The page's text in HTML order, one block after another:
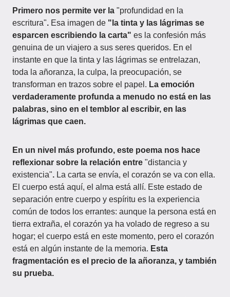
Primero nos permite ver la "profundidad en la
escritura". Esa imagen de "la tinta y las lágrimas se
esparcen escribiendo la carta" es la confesión más
genuina de un viajero a sus seres queridos. En el
instante en que la tinta y las lágrimas se entrelazan,
toda la añoranza, la culpa, la preocupación, se
transforman en trazos sobre el papel. La emoción
verdaderamente profunda a menudo no está en las
palabras, sino en el temblor al escribir, en las
lágrimas que caen.
En un nivel más profundo, este poema nos hace
reflexionar sobre la relación entre "distancia y
existencia". La carta se envía, el corazón se va con ella.
El cuerpo está aquí, el alma está allí. Este estado de
separación entre cuerpo y espíritu es la experiencia
común de todos los errantes: aunque la persona está en
tierra extraña, el corazón ya ha volado de regreso a su
hogar; el cuerpo está en este momento, pero el corazón
está en algún instante de la memoria. Esta
fragmentación es el precio de la añoranza, y también
su prueba.